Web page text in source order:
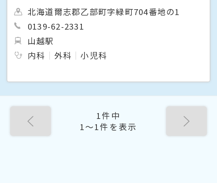
北海道爾志郡乙部町字緑町704番地の1
0139-62-2331
山越駅
内科
外科 小児科
1件中
1〜1件を表示